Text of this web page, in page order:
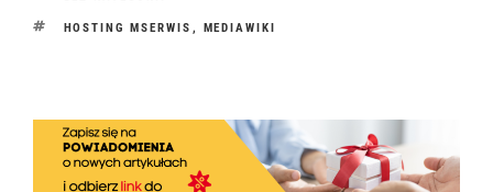
TAGI
HOSTING MSERWIS , MEDIAWIKI